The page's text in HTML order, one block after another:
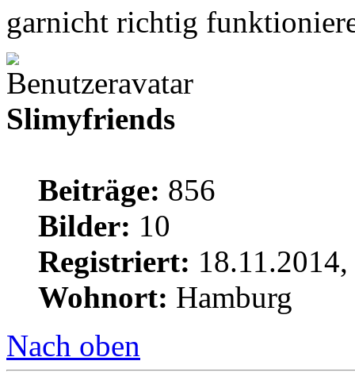
garnicht richtig
Slimyfriends
Beiträge: 856
Bilder: 10
Registriert:
Wohnort: Hamburg
Nach oben